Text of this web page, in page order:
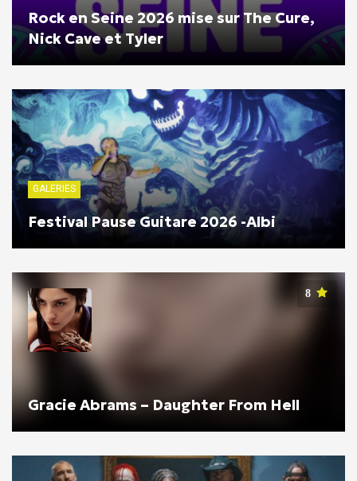
Rock en Seine 2026 mise sur The Cure,
Nick Cave et Tyler
GALERIES
Festival Pause Guitare 2026 -Albi
8
Gracie Abrams – Daughter From Hell